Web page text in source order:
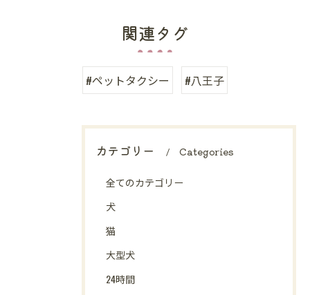
関連タグ
#ペットタクシー #八王子
カテゴリー Categories
全てのカテゴリー
犬
猫
大型犬
24時間